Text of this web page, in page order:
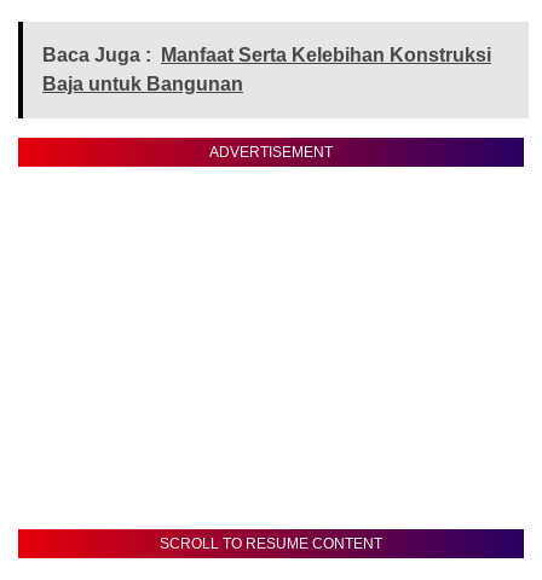
Baca Juga :
Manfaat Serta Kelebihan Konstruksi
Baja untuk Bangunan
ADVERTISEMENT
SCROLL TO RESUME CONTENT